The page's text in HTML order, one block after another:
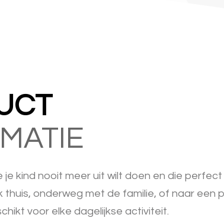
je kind nooit meer uit wilt doen en die
thuis, onderweg met de familie, of naar een
voor elke dagelijkse activiteit.